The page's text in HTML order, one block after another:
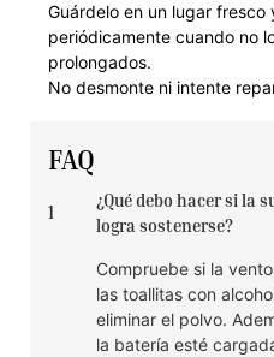
Guárdelo en un lugar
periódicamente cuando no
prolongados.
No desmonte ni intente
FAQ
1
¿Qué debo hacer si la
logra sostenerse?
Compruebe si la
las toallitas con
eliminar el polvo.
la batería esté